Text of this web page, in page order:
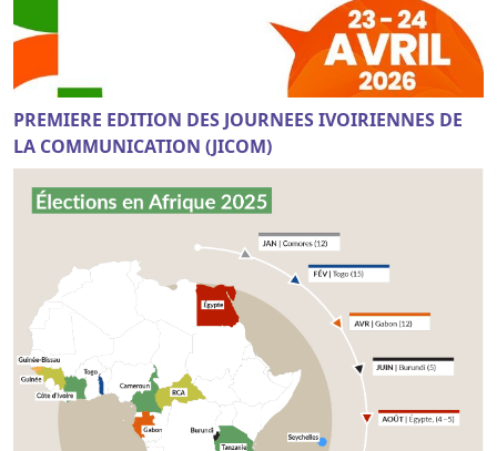
PREMIERE EDITION DES JOURNEES IVOIRIENNES DE
LA COMMUNICATION (JICOM)